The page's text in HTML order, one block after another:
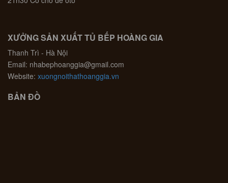
XƯỞNG SẢN XUẤT TỦ BẾP HOÀNG GIA
Thanh Trì - Hà Nội
Email: nhabephoanggia@gmail.com
Website: xuongnoithathoanggia.vn
BẢN ĐỒ